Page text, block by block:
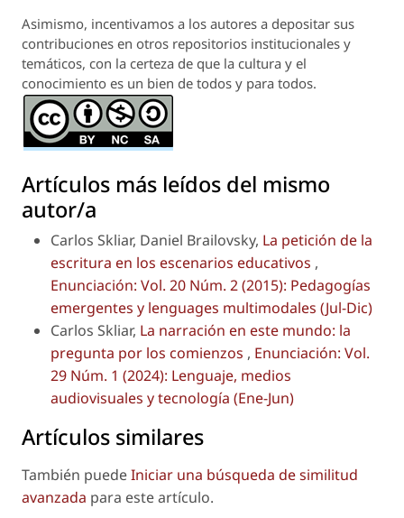
Asimismo, incentivamos a los autores a depositar sus
contribuciones en otros repositorios institucionales y
temáticos, con la certeza de que la cultura y el
conocimiento es un bien de todos y para todos.
Artículos más leídos del mismo
autor/a
Carlos Skliar, Daniel Brailovsky, La petición de la
escritura en los escenarios educativos ,
Enunciación: Vol. 20 Núm. 2 (2015): Pedagogías
emergentes y lenguages multimodales (Jul-Dic)
Carlos Skliar, La narración en este mundo: la
pregunta por los comienzos , Enunciación: Vol.
29 Núm. 1 (2024): Lenguaje, medios
audiovisuales y tecnología (Ene-Jun)
Artículos similares
También puedeIniciar una búsqueda de similitud
avanzada para este artículo.